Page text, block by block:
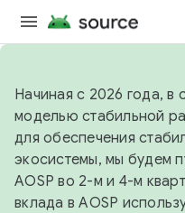
Начиная с 2026 года, в
моделью стабильной
для обеспечения
экосистемы, мы будем
AOSP во 2-м и 4-м
вклада в AOSP